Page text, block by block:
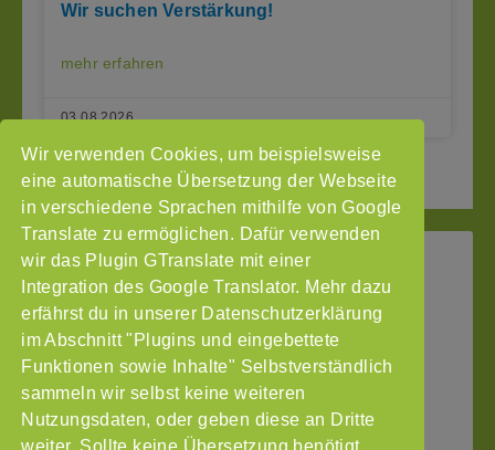
Wir suchen Verstärkung!
mehr erfahren
03.08.2026
« Seite zurück 1 2 3 Seite vor »
Wir verwenden Cookies, um beispielsweise
eine automatische Übersetzung der Webseite
in verschiedene Sprachen mithilfe von Google
Translate zu ermöglichen. Dafür verwenden
wir das Plugin GTranslate mit einer
Integration des Google Translator. Mehr dazu
erfährst du in unserer Datenschutzerklärung
im Abschnitt "Plugins und eingebettete
Funktionen sowie Inhalte" Selbstverständlich
sammeln wir selbst keine weiteren
Nutzungsdaten, oder geben diese an Dritte
weiter. Sollte keine Übersetzung benötigt
StoP
–
Stadtteile
ohne
Partnergewalt
e.V.
Pinnasberg
Intranet
Impressum
Datenschutzerklärung
Gefördert
durch